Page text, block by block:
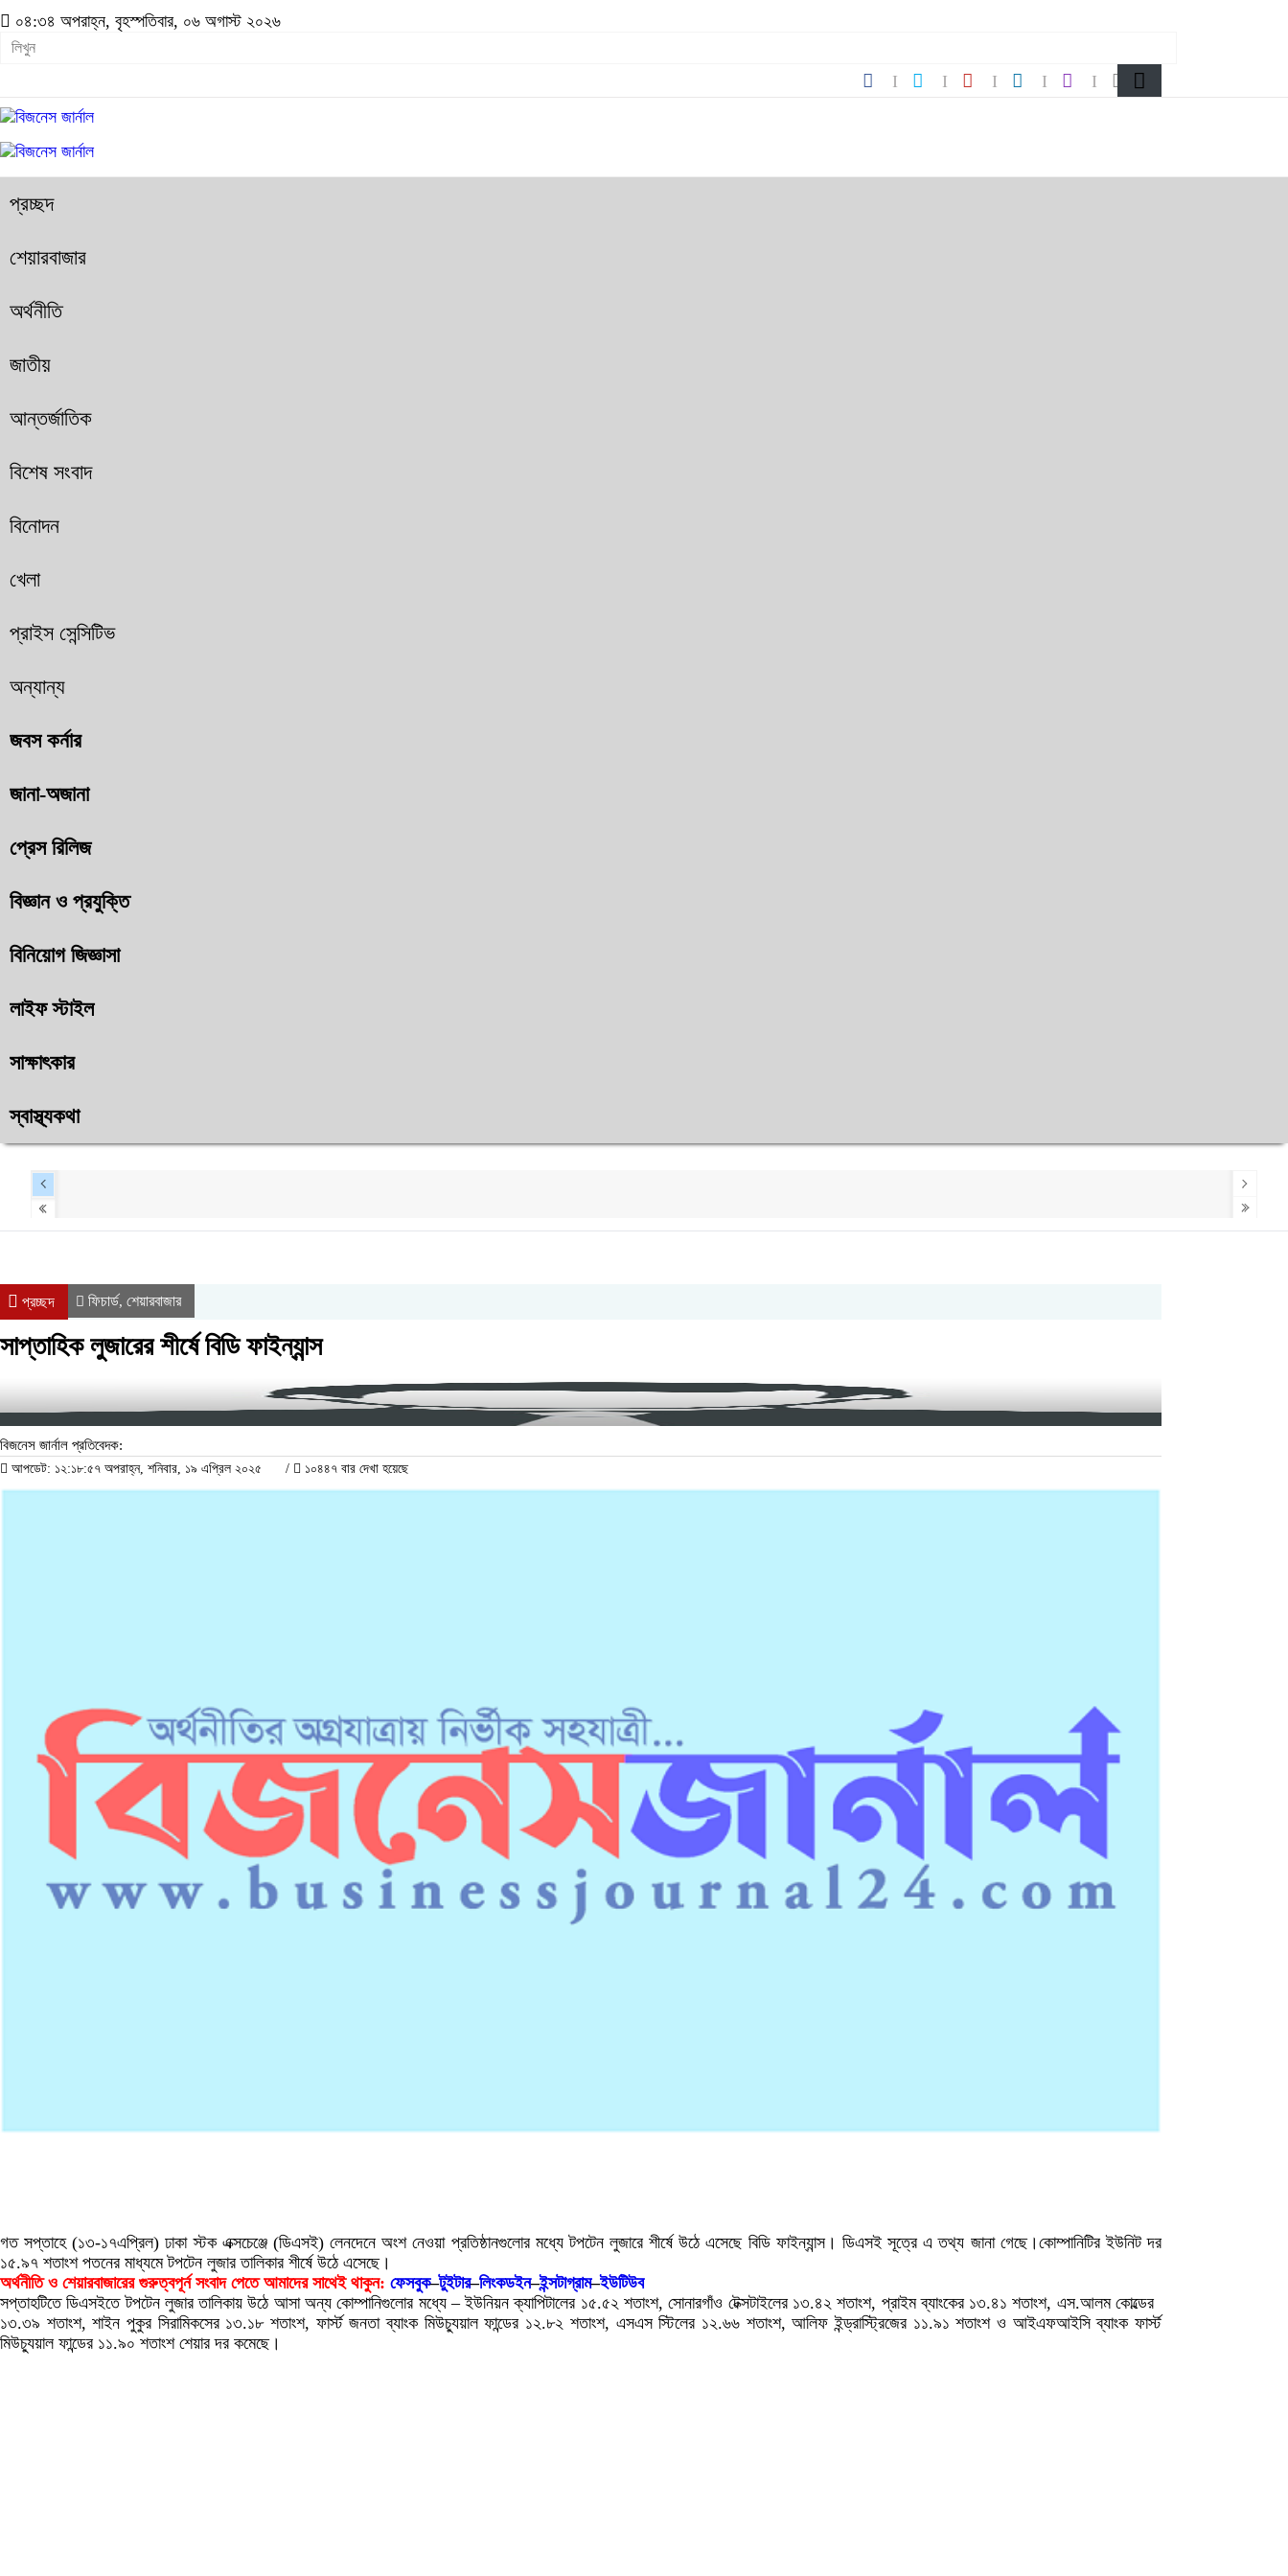
০৪:৩৪ অপরাহ্ন, বৃহস্পতিবার, ০৬ অগাস্ট ২০২৬
প্রচ্ছদ
শেয়ারবাজার
অর্থনীতি
জাতীয়
আন্তর্জাতিক
বিশেষ সংবাদ
বিনোদন
খেলা
প্রাইস সেন্সিটিভ
অন্যান্য
জবস কর্নার
জানা-অজানা
প্রেস রিলিজ
বিজ্ঞান ও প্রযুক্তি
বিনিয়োগ জিজ্ঞাসা
লাইফ স্টাইল
সাক্ষাৎকার
স্বাস্থ্যকথা
প্রচ্ছদ ফিচার্ড, শেয়ারবাজার
সাপ্তাহিক লুজারের শীর্ষে বিডি ফাইন্যান্স
বিজনেস জার্নাল প্রতিবেদক:
আপডেট: ১২:১৮:৫৭ অপরাহ্ন, শনিবার, ১৯ এপ্রিল ২০২৫ / ১০৪৪৭ বার দেখা হয়েছে
গত সপ্তাহে (১৩-১৭এপ্রিল) ঢাকা স্টক এক্সচেঞ্জে (ডিএসই) লেনদেনে অংশ নেওয়া প্রতিষ্ঠানগুলোর মধ্যে টপটেন লুজারে শীর্ষে উঠে এসেছে বিডি ফাইন্যান্স। ডিএসই সূত্রে এ তথ্য জানা গেছে।কোম্পানিটির ইউনিট দর
১৫.৯৭ শতাংশ পতনের মাধ্যমে টপটেন লুজার তালিকার শীর্ষে উঠে এসেছে।
অর্থনীতি ও শেয়ারবাজারের গুরুত্বপূর্ন সংবাদ পেতে আমাদের সাথেই থাকুন: ফেসবুক–টুইটার–লিংকডইন–ইন্সটাগ্রাম–ইউটিউব
সপ্তাহটিতে ডিএসইতে টপটেন লুজার তালিকায় উঠে আসা অন্য কোম্পানিগুলোর মধ্যে – ইউনিয়ন ক্যাপিটালের ১৫.৫২ শতাংশ, সোনারগাঁও টেক্সটাইলের ১৩.৪২ শতাংশ, প্রাইম ব্যাংকের ১৩.৪১ শতাংশ, এস.আলম কোল্ডের
১৩.৩৯ শতাংশ, শাইন পুকুর সিরামিকসের ১৩.১৮ শতাংশ, ফার্স্ট জনতা ব্যাংক মিউচ্যুয়াল ফান্ডের ১২.৮২ শতাংশ, এসএস স্টিলের ১২.৬৬ শতাংশ, আলিফ ইন্ড্রাস্ট্রিজের ১১.৯১ শতাংশ ও আইএফআইসি ব্যাংক ফার্স্ট
মিউচ্যুয়াল ফান্ডের ১১.৯০ শতাংশ শেয়ার দর কমেছে।